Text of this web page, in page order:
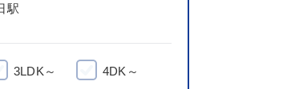
駅
3LDK～ 4DK～